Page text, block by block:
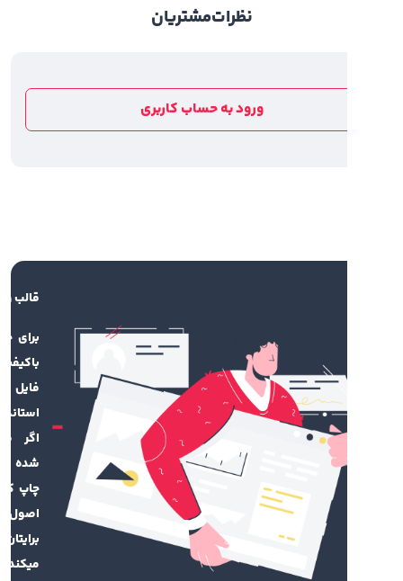
مشتریان
ورود به حساب کاربری
قالب و راهنما
برای چاپ محصول
باکیفیت، نیاز به
فایل طراحی‌شده
استاندارد است.
اگر فایل طراحی
شده ندارید تیم
چاپ کهن با رعایت
اصول گرافیکی
برایتان طراحی